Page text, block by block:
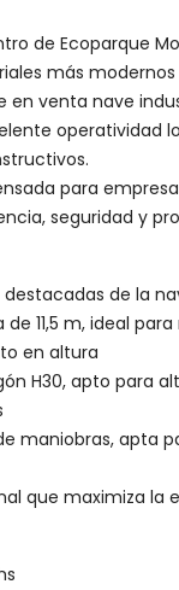
de Ecoparque
más
en venta nave
operatividad
para
seguridad y
de la
11,5 m, ideal
en altura
H30, apto para
maniobras, apta
que maximiza la